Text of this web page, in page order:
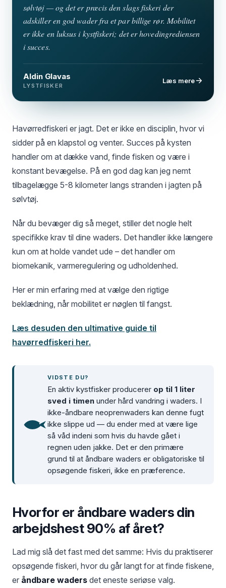
sølvtøj — og det er præcis den slags fiskeri der
adskiller en god wader fra et par billige rør. Mobilitet
er ikke en luksus i kystfiskeri; det er hovedingrediensen
i succes.
Aldin Glavas
LYSTFISKER
Læs mere
Havørredfiskeri er jagt. Det er ikke en disciplin, hvor vi
sidder på en klapstol og venter. Succes på kysten
handler om at dække vand, finde fisken og være i
konstant bevægelse. På en god dag kan jeg nemt
tilbagelægge 5-8 kilometer langs stranden i jagten på
sølvtøj.
Når du bevæger dig så meget, stiller det nogle helt
specifikke krav til dine waders. Det handler ikke længere
kun om at holde vandet ude – det handler om
biomekanik, varmeregulering og udholdenhed.
Her er min erfaring med at vælge den rigtige
beklædning, når mobilitet er nøglen til fangst.
Læs desuden den ultimative guide til
havørredfiskeri her.
VIDSTE DU?
En aktiv kystfisker producerer op til 1 liter
sved i timen under hård vandring i waders. I
ikke-åndbare neoprenwaders kan denne fugt
ikke slippe ud — du ender med at være lige
så våd indeni som hvis du havde gået i
regnen uden jakke. Det er den primære
grund til at åndbare waders er obligatoriske til
opsøgende fiskeri, ikke en præference.
Hvorfor er åndbare waders din
arbejdshest 90% af året?
Lad mig slå det fast med det samme: Hvis du praktiserer
opsøgende fiskeri, hvor du går langt for at finde fiskene,
er åndbare waders det eneste seriøse valg.